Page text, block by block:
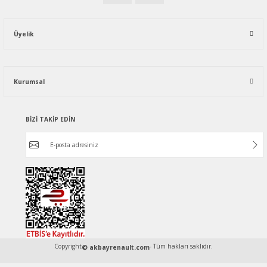
Üyelik
Kurumsal
BİZİ TAKİP EDİN
Copyright© akbayrenault.com- Tüm hakları saklıdır.